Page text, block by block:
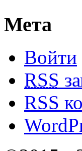
Мета
Войти
RSS
RSS